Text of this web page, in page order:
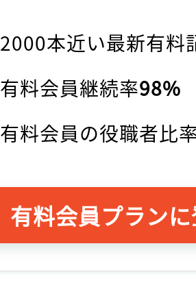
2000本近い最新有料
有料会員継続率98%
有料会員の役職者比
有料会員プラン